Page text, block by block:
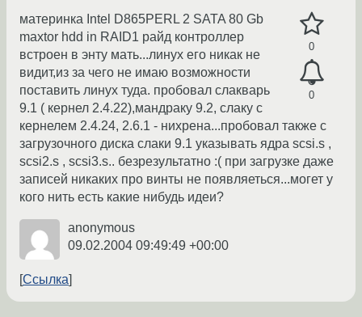
0
0
материнка Intel D865PERL 2 SATA 80 Gb
maxtor hdd in RAID1 райд контроллер
встроен в энту мать...линух его никак не
видит,из за чего не имаю возможности
поставить линух туда. пробовал слакварь
9.1 ( кернел 2.4.22),мандраку 9.2, слаку с
кернелем 2.4.24, 2.6.1 - нихрена...пробовал также с
загрузочного диска слаки 9.1 указывать ядра scsi.s ,
scsi2.s , scsi3.s.. безрезультатно :( при загрузке даже
записей никаких про винты не появляеться...могет у
кого нить есть какие нибудь идеи?
anonymous
09.02.2004 09:49:49 +00:00
Ссылка